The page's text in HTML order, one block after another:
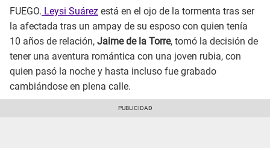
FUEGO. Leysi Suárez está en el ojo de la tormenta tras ser
la afectada tras un ampay de su esposo con quien tenía
10 años de relación, Jaime de la Torre, tomó la decisión de
tener una aventura romántica con una joven rubia, con
quien pasó la noche y hasta incluso fue grabado
cambiándose en plena calle.